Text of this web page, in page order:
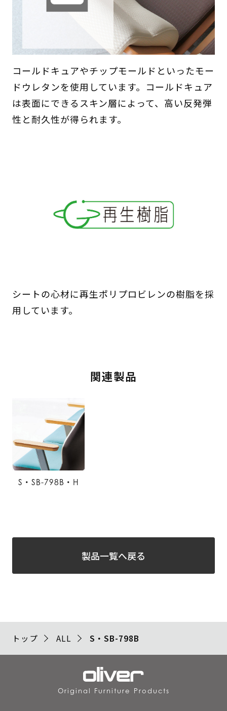
コールドキュアやチップモールドといったモー
ドウレタンを使用しています。コールドキュア
は表面にできるスキン層によって、高い反発弾
性と耐久性が得られます。
シートの心材に再生ポリプロビレンの樹脂を採
用しています。
関連製品
S・SB-798B・H
製品一覧へ戻る
トップ ALL S・SB-798B
Original Furniture Products